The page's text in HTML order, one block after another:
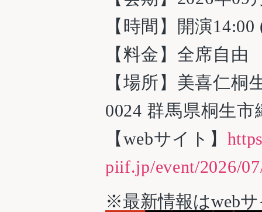
【時間】​開演
【料金】全席自
【場所】美喜仁
0024 群馬県桐生市
【webサイト】
piif.jp/event/2026/
※最新情報はweb